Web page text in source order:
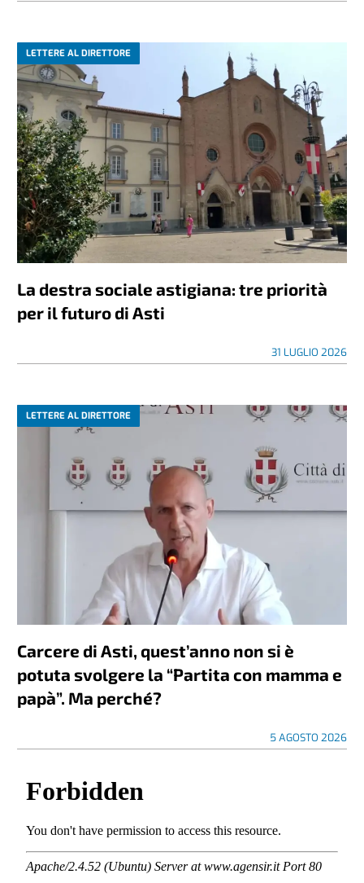
LETTERE AL DIRETTORE
La destra sociale astigiana: tre priorità
per il futuro di Asti
31 LUGLIO 2026
LETTERE AL DIRETTORE
Carcere di Asti, quest’anno non si è
potuta svolgere la “Partita con mamma e
papà”. Ma perché?
5 AGOSTO 2026